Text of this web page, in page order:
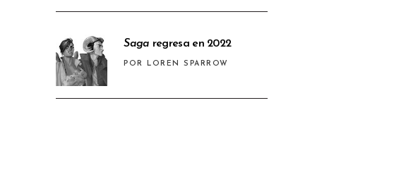
Saga regresa en 2022
POR LOREN SPARROW